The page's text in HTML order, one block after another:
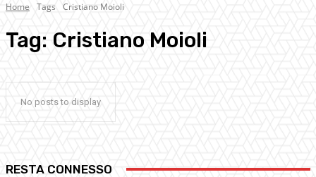
Home Tags Cristiano Moioli
Tag: Cristiano Moioli
No posts to display
RESTA CONNESSO